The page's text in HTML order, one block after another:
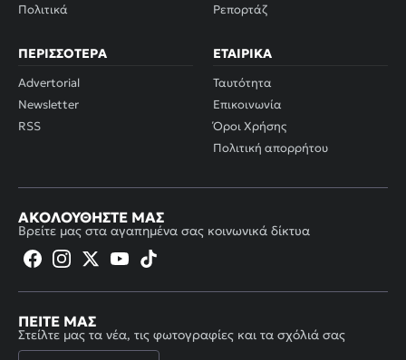
Πολιτικά
Ρεπορτάζ
ΠΕΡΙΣΣΌΤΕΡΑ
Advertorial
Newsletter
RSS
ΕΤΑΙΡΙΚΆ
Ταυτότητα
Επικοινωνία
Όροι Χρήσης
Πολιτική απορρήτου
ΑΚΟΛΟΥΘΉΣΤΕ ΜΑΣ
Βρείτε μας στα αγαπημένα σας κοινωνικά δίκτυα
ΠΕΊΤΕ ΜΑΣ
Στείλτε μας τα νέα, τις φωτογραφίες και τα σχόλιά σας